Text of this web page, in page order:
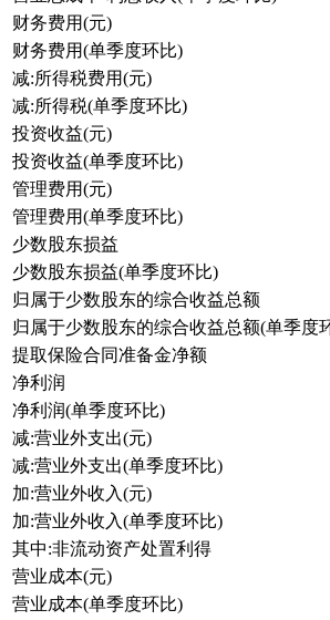
财务费用(元)
财务费用(单季度环比)
减:所得税费用(元)
减:所得税(单季度环比)
投资收益(元)
投资收益(单季度环比)
管理费用(元)
管理费用(单季度环比)
少数股东损益
少数股东损益(单季度环比)
归属于少数股东的综合收益总额
归属于少数股东的综合收益总额(单季度
提取保险合同准备金净额
净利润
净利润(单季度环比)
减:营业外支出(元)
减:营业外支出(单季度环比)
加:营业外收入(元)
加:营业外收入(单季度环比)
其中:非流动资产处置利得
营业成本(元)
营业成本(单季度环比)